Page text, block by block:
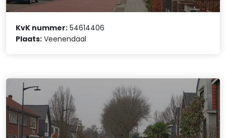
KvK nummer: 54614406
Plaats: Veenendaal